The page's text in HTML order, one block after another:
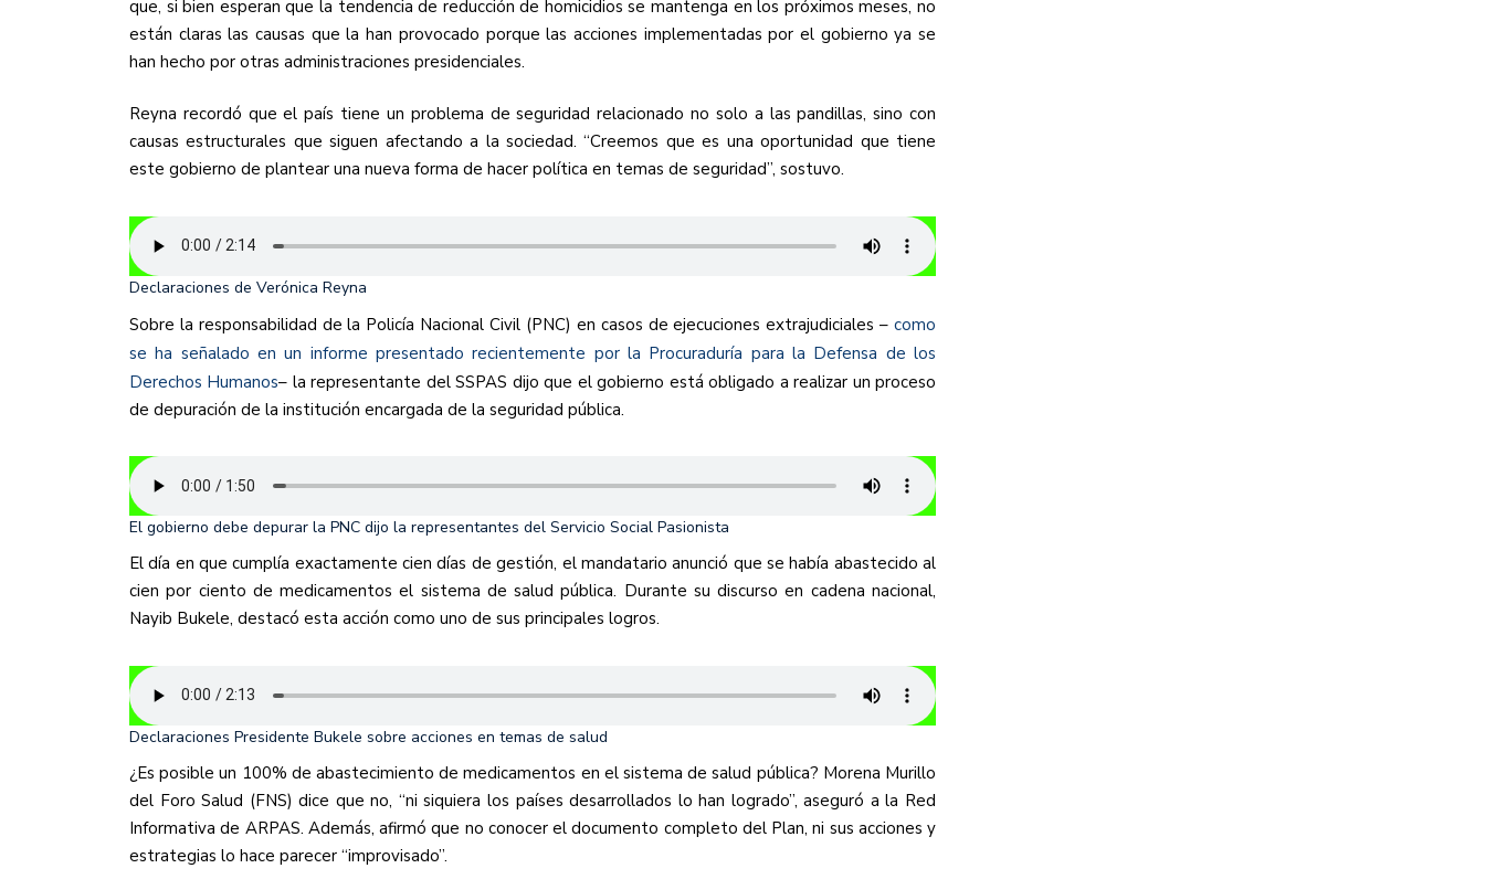
que, si bien esperan que la tendencia de reducción de homicidios se mantenga en los próximos meses, no
están claras las causas que la han provocado porque las acciones implementadas por el gobierno ya se
han hecho por otras administraciones presidenciales.
Reyna recordó que el país tiene un problema de seguridad relacionado no solo a las pandillas, sino con
causas estructurales que siguen afectando a la sociedad. “Creemos que es una oportunidad que tiene
este gobierno de plantear una nueva forma de hacer política en temas de seguridad”, sostuvo.
Declaraciones de Verónica Reyna
Sobre la responsabilidad de la Policía Nacional Civil (PNC) en casos de ejecuciones extrajudiciales – como
se ha señalado en un informe presentado recientemente por la Procuraduría para la Defensa de los
Derechos Humanos– la representante del SSPAS dijo que el gobierno está obligado a realizar un proceso
de depuración de la institución encargada de la seguridad pública.
El gobierno debe depurar la PNC dijo la representantes del Servicio Social Pasionista
El día en que cumplía exactamente cien días de gestión, el mandatario anunció que se había abastecido al
cien por ciento de medicamentos el sistema de salud pública. Durante su discurso en cadena nacional,
Nayib Bukele, destacó esta acción como uno de sus principales logros.
Declaraciones Presidente Bukele sobre acciones en temas de salud
¿Es posible un 100% de abastecimiento de medicamentos en el sistema de salud pública? Morena Murillo
del Foro Salud (FNS) dice que no, “ni siquiera los países desarrollados lo han logrado”, aseguró a la Red
Informativa de ARPAS. Además, afirmó que no conocer el documento completo del Plan, ni sus acciones y
estrategias lo hace parecer “improvisado”.